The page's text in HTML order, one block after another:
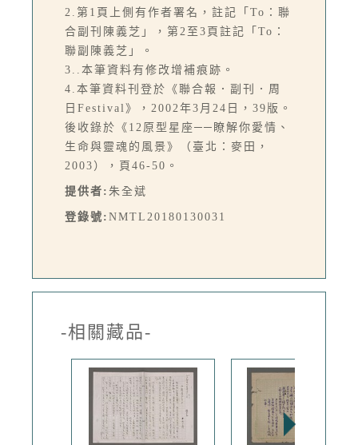
2.第1頁上側有作者署名，註記「To：聯
合副刊陳義芝」，第2至3頁註記「To：
聯副陳義芝」。
3..本筆資料有修改增補痕跡。
4.本筆資料刊登於《聯合報．副刊．周
日Festival》，2002年3月24日，39版。
後收錄於《12原型星座──瞭解你愛情、
生命與靈魂的風景》（臺北：麥田，
2003），頁46-50。
提供者: 朱全斌
登錄號: NMTL20180130031
-相關藏品-